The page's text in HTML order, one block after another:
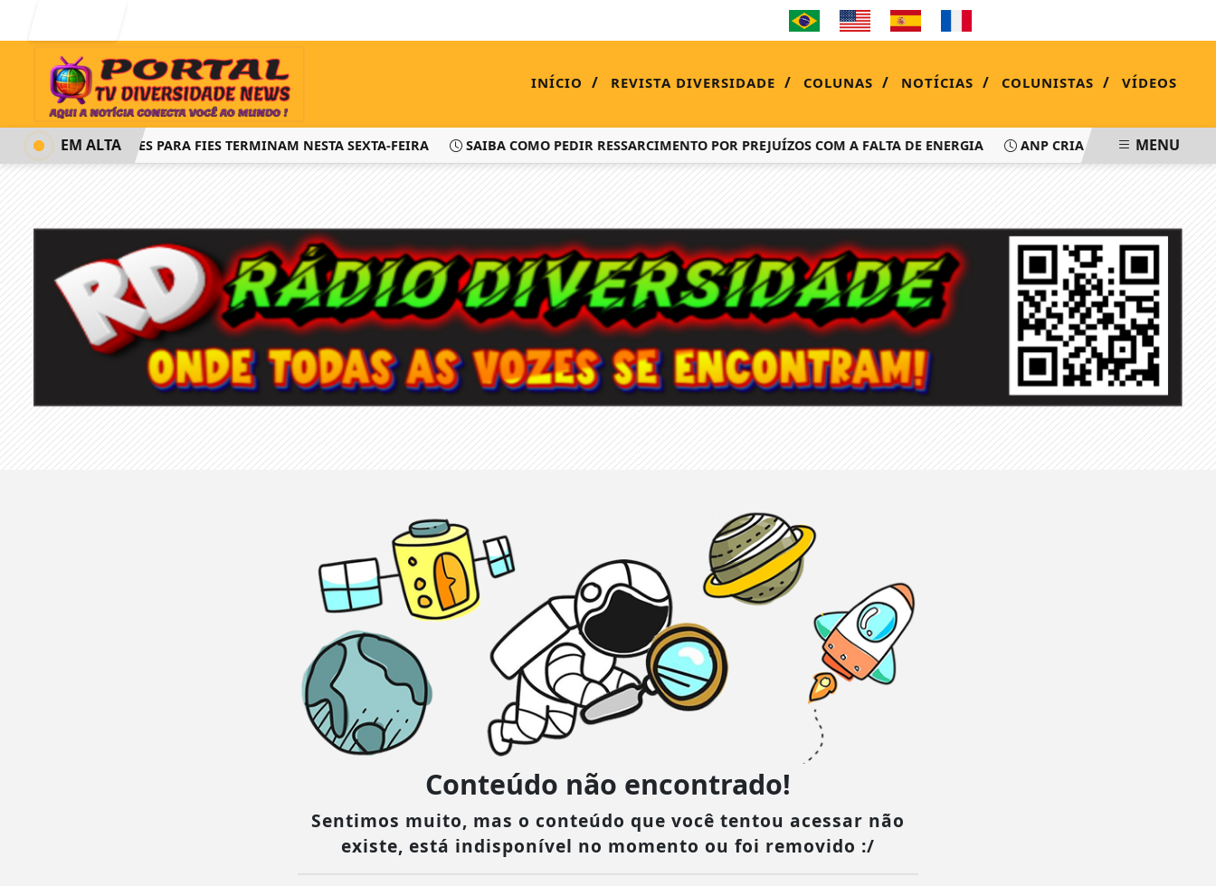
INÍCIO / REVISTA DIVERSIDADE / COLUNAS / NOTÍCIAS / COLUNISTAS / VÍDEOS
INSCRIÇÕES PARA FIES TERMINAM NESTA SEXTA-FEIRA SAIBA COMO PEDIR RESSARCIMENTO POR PREJUÍZOS COM A FALTA DE ENERGIA ANP CRIA APP PARA
EM ALTA MENU
Conteúdo não encontrado!
Sentimos muito, mas o conteúdo que você tentou acessar não
existe, está indisponível no momento ou foi removido :/